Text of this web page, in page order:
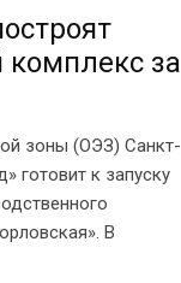
за
зоны (ОЭЗ) Санкт-
готовит к запуску
В